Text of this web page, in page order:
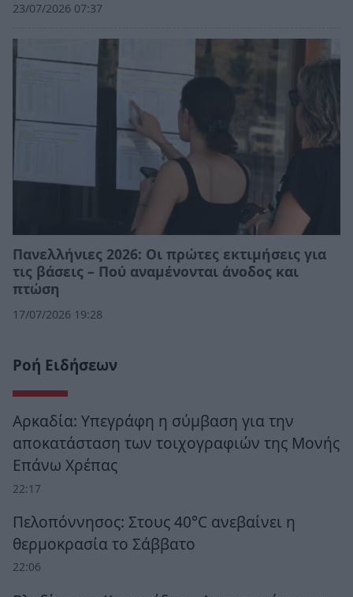
23/07/2026 07:37
Πανελλήνιες 2026: Οι πρώτες εκτιμήσεις για
τις βάσεις – Πού αναμένονται άνοδος και
πτώση
17/07/2026 19:28
Ροή Ειδήσεων
Αρκαδία: Υπεγράφη η σύμβαση για την
αποκατάσταση των τοιχογραφιών της Μονής
Επάνω Χρέπας
22:17
Πελοπόννησος: Στους 40°C ανεβαίνει η
θερμοκρασία το Σάββατο
22:06